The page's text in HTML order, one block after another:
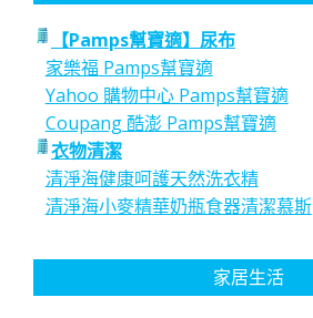
【Pamps幫寶適】尿布
家樂福 Pamps幫寶適
Yahoo 購物中心 Pamps幫寶適
Coupang 酷澎 Pamps幫寶適
衣物清潔
清淨海健康呵護天然洗衣精
清淨海小麥精華奶瓶食器清潔慕斯
家居生活